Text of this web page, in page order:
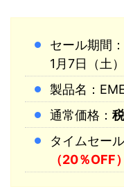
セール期間
1月7日（土
製品名：
通常価格：
タイムセー
（20％OFF）